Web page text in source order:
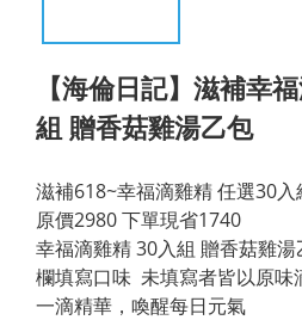
【海倫日記】滋補幸
組 贈香菇雞湯乙包
滋補618~幸福滴雞精 任選30
原價2980 下單現省1740
幸福滴雞精 30入組 贈香菇雞
欄填寫口味  未填寫者皆以原味
一滴精華，喚醒每日元氣